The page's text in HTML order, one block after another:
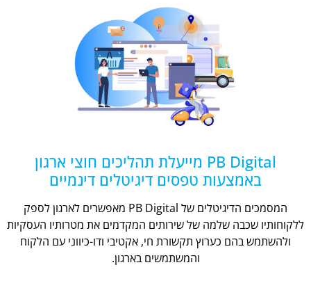
PB Digital מייעלת תהליכים חוצי ארגון
באמצעות טפסים דיגיטלים דינמיים
המסמכים הדיגיטלים של PB Digital מאפשרים לארגון לספק
ללקוחותיו שכבה שלמה של שירותים המקדמים את מטרותיו העסקיות
ולהשתמש בהם כערוץ תקשורת חי, אקטיבי ודו-כיווני עם הלקוח
והמשתמשים בארגון.